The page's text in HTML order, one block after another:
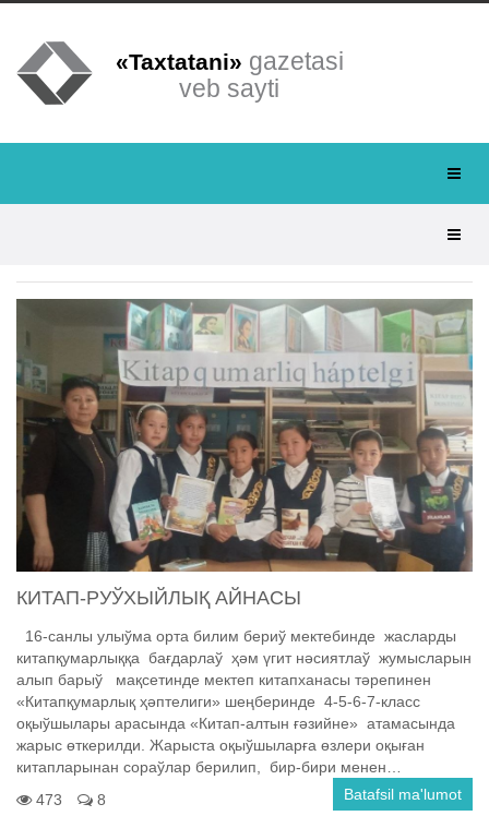
«Taxtatani» gazetasi
veb sayti
КИТАП-РУЎХЫЙЛЫҚ АЙНАСЫ
16-санлы улыўма орта билим бериў мектебинде жасларды
китапқумарлыққа бағдарлаў ҳәм үгит нәсиятлаў жумысларын
алып барыў мақсетинде мектеп китапханасы тәрепинен
«Китапқумарлық ҳәптелиги» шеңберинде 4-5-6-7-класс
оқыўшылары арасында «Китап-алтын ғәзийне» атамасында
жарыс өткерилди. Жарыста оқыўшыларға өзлери оқыған
китапларынан сораўлар берилип, бир-бири менен…
473
8 Batafsil ma'lumot